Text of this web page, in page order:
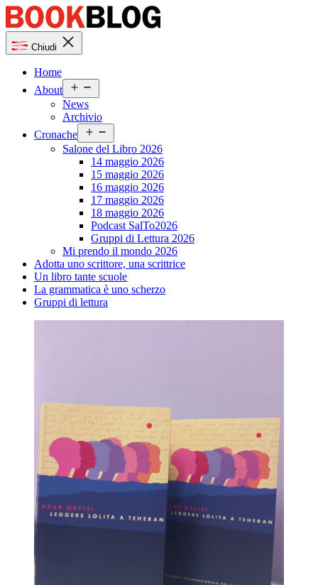
Salta
al
contenuto
Bookblog
Chiudi
Home
About
menu
News
Archivio
Cronache
menu
Salone del Libro 2026
14 maggio 2026
15 maggio 2026
16 maggio 2026
17 maggio 2026
18 maggio 2026
Podcast SalTo2026
Gruppi di Lettura 2026
Mi prendo il mondo 2026
Adotta uno scrittore, una scrittrice
Un libro tante scuole
La grammatica è uno scherzo
Gruppi di lettura